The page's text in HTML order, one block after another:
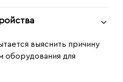
выяснить причину
оборудования для